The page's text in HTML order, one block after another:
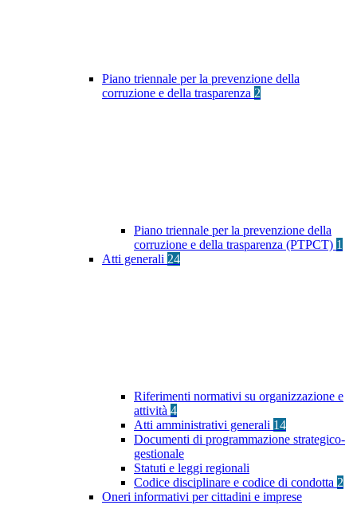
Piano triennale per la prevenzione della
corruzione e della trasparenza 2
Piano triennale per la prevenzione della
corruzione e della trasparenza (PTPCT) 1
Atti generali 24
Riferimenti normativi su organizzazione e
attività 4
Atti amministrativi generali 14
Documenti di programmazione strategico-
gestionale
Statuti e leggi regionali
Codice disciplinare e codice di condotta 2
Oneri informativi per cittadini e imprese